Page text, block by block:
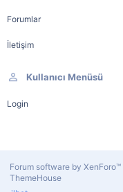
Forumlar
İletişim
Kullanıcı Menüsü
Login
Forum software by XenForo™
ThemeHouse